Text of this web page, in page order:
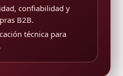
confiabilidad y
B2B.
técnica para